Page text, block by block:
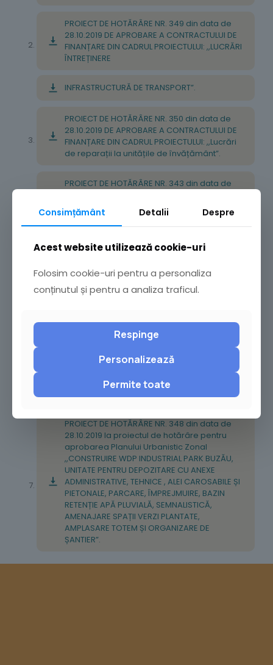
PROIECT DE HOTĂRÂRE NR. 349 din data de
28.10.2019 DE APROBARE A CONTRACTULUI DE
FINANȚARE DIN CADRUL PROIECTULUI: ,,LUCRĂRI
ÎNTREȚINERE
INFRASTRUCTURĂ DE TRANSPORT”.
PROIECT DE HOTĂRÂRE NR. 350 din data de
28.10.2019 DE APROBARE A CONTRACTULUI DE
FINANȚARE DIN CADRUL PROIECTULUI: ,,Lucrări
de reparații la unitățile de învățământ”.
PROIECT DE HOTĂRÂRE NR. 343 din data de
Consiliului Local al Municipiului Buzău nr.
298/21 octombrie 2019 – privind aprobarea
constituirii unei societăți comerciale cu
răspundere limitată având ca asociați URBIS-
SERV S.R.L. Buzău și TRANS BUS S.A. Buzău.
PROIECT DE HOTĂRÂRE NR. 347 din data de
25.10.2019 privind aprobarea constituirii unei
TRANS BUS S.A. Buzău.
PROIECT DE HOTĂRÂRE NR. 346 din data de
URBANISTIC ZONAL REGENERAREA SPAȚIULUI
PROIECT DE HOTĂRÂRE NR. 348 din data de
28.10.2019 la proiectul de hotărâre pentru
aprobarea Planului Urbanistic Zonal
,,CONSTRUIRE WDP INDUSTRIAL PARK BUZĂU,
UNITATE PENTRU DEPOZITARE CU ANEXE
ADMINISTRATIVE, TEHNICE , ALEI CAROSABILE ȘI
PIETONALE, PARCARE, ÎMPREJMUIRE, BAZIN
RETENȚIE APĂ PLUVIALĂ, SEMNALISTICĂ,
AMENAJARE SPAȚII VERZI PLANTATE,
AMPLASARE TOTEM ȘI ORGANIZARE DE
ȘANTIER”.
Consimțământ Detalii Despre
Acest website utilizează cookie-uri
Folosim cookie-uri pentru a personaliza
conținutul și pentru a analiza traficul.
Respinge
Personalizează
Permite toate